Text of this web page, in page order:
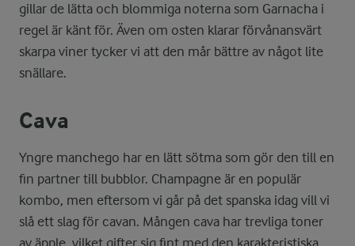
gillar de lätta och blommiga noterna som Garnacha i
regel är känt för. Även om osten klarar förvånansvärt
skarpa viner tycker vi att den mår bättre av något lite
snällare.
Cava
Yngre manchego har en lätt sötma som gör den till en
fin partner till bubblor. Champagne är en populär
kombo, men eftersom vi går på det spanska idag vill vi
slå ett slag för cavan. Mången cava har trevliga toner
av äpple, vilket gifter sig fint med den karakteristiska